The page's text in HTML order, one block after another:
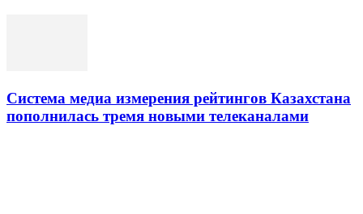
Система медиа измерения рейтингов Казахстана
пополнилась тремя новыми телеканалами